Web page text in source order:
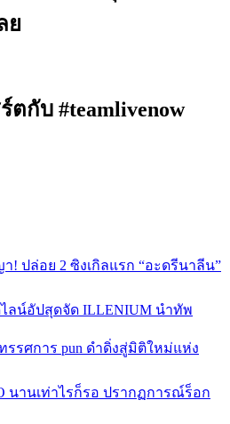
ย
ตกับ #teamlivenow
ปล่อย 2 ซิงเกิลแรก “อะดรีนาลีน”
ดไลน์อัปสุดจัด ILLENIUM นำทัพ
ทรรศการ pun ดำดิ่งสู่มิติใหม่แห่ง
นานเท่าไรก็รอ ปรากฏการณ์ร็อก